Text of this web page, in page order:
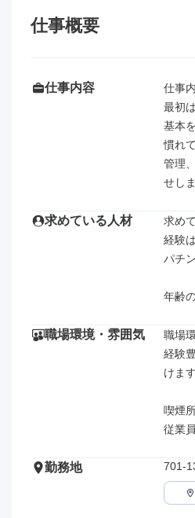
仕事概要
仕事内容
仕事
最初
基本
慣れ
管理
せし
求めている人材
求め
経験
パチ
年齢
職場環境・雰囲気
職場
経験
けます
喫煙
従業
勤務地 701-